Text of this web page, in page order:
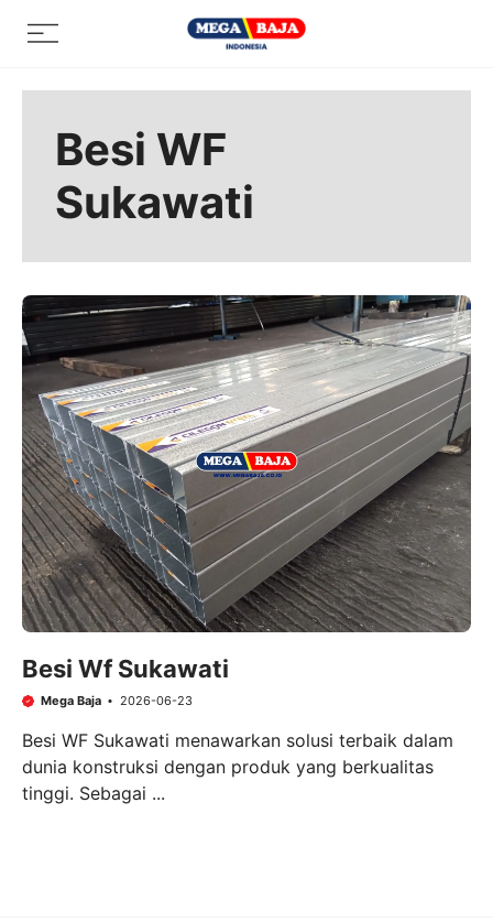
Menu
Besi WF
Sukawati
Besi Wf Sukawati
Mega Baja 2026-06-23
Besi WF Sukawati menawarkan solusi terbaik dalam
dunia konstruksi dengan produk yang berkualitas
tinggi. Sebagai ...